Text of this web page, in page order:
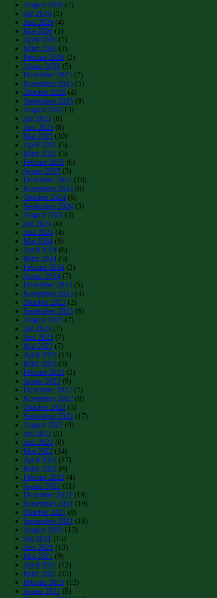
August 2026 (2)
Juli 2026 (5)
Juni 2026 (4)
Mai 2026 (1)
April 2026 (7)
März 2026 (2)
Februar 2026 (2)
Januar 2026 (5)
Dezember 2025 (7)
November 2025 (5)
Oktober 2025 (4)
September 2025 (9)
August 2025 (3)
Juli 2025 (8)
Juni 2025 (8)
Mai 2025 (10)
April 2025 (5)
März 2025 (5)
Februar 2025 (6)
Januar 2025 (3)
Dezember 2024 (10)
November 2024 (6)
Oktober 2024 (6)
September 2024 (3)
August 2024 (3)
Juli 2024 (6)
Juni 2024 (4)
Mai 2024 (8)
April 2024 (8)
März 2024 (5)
Februar 2024 (2)
Januar 2024 (7)
Dezember 2023 (5)
November 2023 (4)
Oktober 2023 (2)
September 2023 (6)
August 2023 (7)
Juli 2023 (7)
Juni 2023 (7)
Mai 2023 (7)
April 2023 (13)
März 2023 (3)
Februar 2023 (2)
Januar 2023 (9)
Dezember 2022 (7)
November 2022 (8)
Oktober 2022 (5)
September 2022 (17)
August 2022 (9)
Juli 2022 (5)
Juni 2022 (8)
Mai 2022 (14)
April 2022 (17)
März 2022 (8)
Februar 2022 (4)
Januar 2022 (11)
Dezember 2021 (19)
November 2021 (19)
Oktober 2021 (8)
September 2021 (16)
August 2021 (17)
Juli 2021 (15)
Juni 2021 (13)
Mai 2021 (9)
April 2021 (12)
März 2021 (15)
Februar 2021 (12)
Januar 2021 (9)